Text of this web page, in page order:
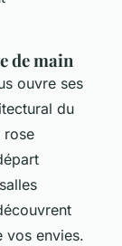
de main
ouvre ses
du
rose
vos envies.